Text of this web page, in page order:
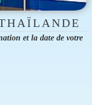
et la date de votre